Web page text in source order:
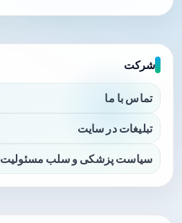
شرکت
تماس با ما
تبلیغات در سایت
سیاست پزشکی و سلب مسئولیت